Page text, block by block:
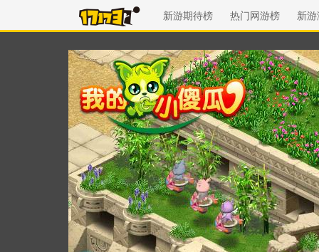
新游期待榜 热门网游榜 新